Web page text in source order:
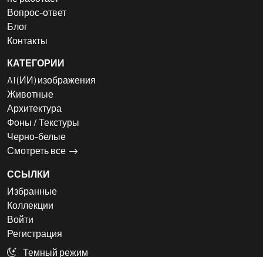
Вопрос-ответ
Блог
Контакты
КАТЕГОРИИ
AI (ИИ) изображения
Животные
Архитектура
Фоны / Текстуры
Черно-белые
Смотреть все
ССЫЛКИ
Избранные
Коллекции
Войти
Регистрация
Темный режим